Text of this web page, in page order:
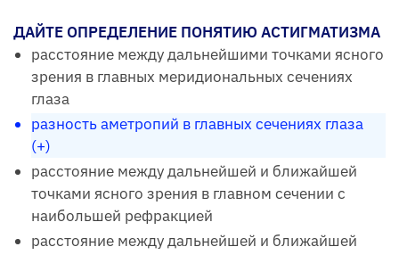
ДАЙТЕ ОПРЕДЕЛЕНИЕ ПОНЯТИЮ АСТИГМАТИЗМА
расстояние между дальнейшими точками ясного
зрения в главных меридиональных сечениях
глаза
разность аметропий в главных сечениях глаза
(+)
расстояние между дальнейшей и ближайшей
точками ясного зрения в главном сечении с
наибольшей рефракцией
расстояние между дальнейшей и ближайшей